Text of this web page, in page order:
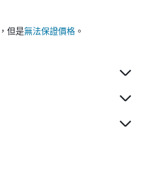
但是無法保證價格 。